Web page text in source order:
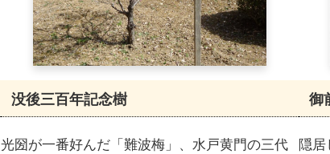
没後三百年記念樹
光圀が一番好んだ「難波梅」、水戸黄門の三代
御
隠